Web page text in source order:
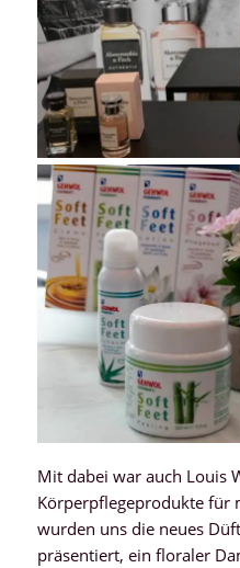
Mit dabei war auch Louis
Körperpflegeprodukte für
wurden uns die neues
präsentiert, ein floraler